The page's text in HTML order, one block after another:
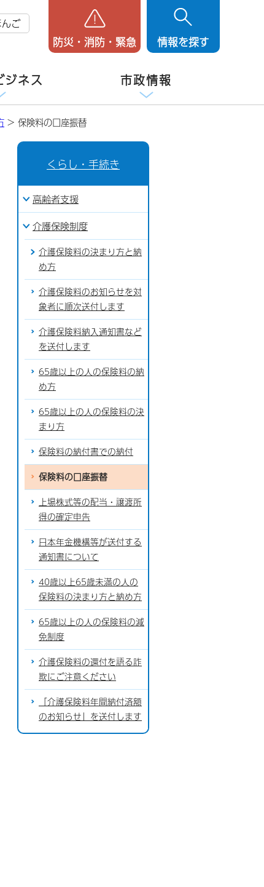
ご
防災・消防・緊急 情報を探す
ジネス 市政情報
> 保険料の口座振替
くらし・手続き
高齢者支援
介護保険制度
介護保険料の決まり方と納
め方
介護保険料のお知らせを対
象者に順次送付します
介護保険料納入通知書など
を送付します
65歳以上の人の保険料の納
め方
65歳以上の人の保険料の決
まり方
保険料の納付書での納付
保険料の口座振替
上場株式等の配当・譲渡所
得の確定申告
日本年金機構等が送付する
通知書について
40歳以上65歳未満の人の
保険料の決まり方と納め方
65歳以上の人の保険料の減
免制度
介護保険料の還付を語る詐
欺にご注意ください
「介護保険料年間納付済額
のお知らせ」を送付します